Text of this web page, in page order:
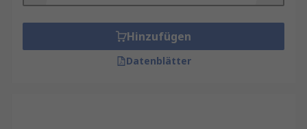
Hinzufügen
Datenblätter